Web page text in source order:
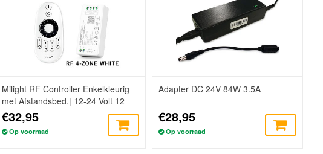
Milight RF Controller Enkelkleurig
met Afstandsbed.| 12-24 Volt 12
Ampère
€32,95
Op voorraad
Adapter DC 24V 84W 3.5A
€28,95
Op voorraad